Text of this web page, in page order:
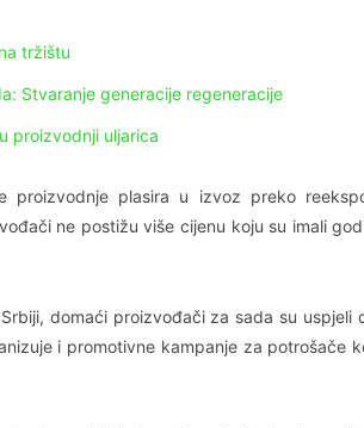
tržištu
Stvaranje generacije regeneracije
proizvodnji uljarica
proizvodnje plasira u izvoz preko
ne postižu više cijenu koju su imali
domaći proizvođači za sada su uspjeli
i promotivne kampanje za potrošače